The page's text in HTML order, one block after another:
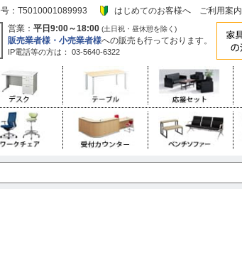
：T5010001089993 はじめてのお客様へ ご利用案内
営業： 平日9:00～18:00 (土日祝・昼休憩を除く)
販売業者様・小売業者様への販売も行っております。
IP電話等の方は： 03-5640-6322